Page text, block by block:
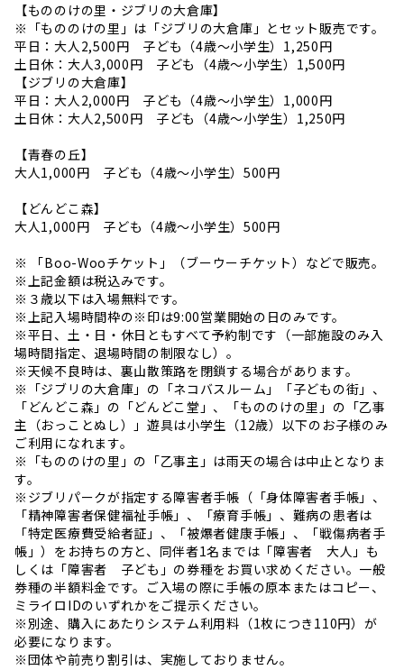
【もののけの里・ジブリの大倉庫】
※「もののけの里」は「ジブリの大倉庫」とセット販売です。
平日：大人2,500円 子ども（4歳～小学生）1,250円
土日休：大人3,000円 子ども（4歳～小学生）1,500円
【ジブリの大倉庫】
平日：大人2,000円 子ども（4歳～小学生）1,000円
土日休：大人2,500円 子ども（4歳～小学生）1,250円
【青春の丘】
大人1,000円 子ども（4歳～小学生）500円
【どんどこ森】
大人1,000円 子ども（4歳～小学生）500円
※ 「Boo-Wooチケット」（ブーウーチケット）などで販売。
※上記金額は税込みです。
※３歳以下は入場無料です。
※上記入場時間枠の※印は9:00営業開始の日のみです。
※平日、土・日・休日ともすべて予約制です（一部施設のみ入
場時間指定、退場時間の制限なし）。
※天候不良時は、裏山散策路を閉鎖する場合があります。
※「ジブリの大倉庫」の「ネコバスルーム」「子どもの街」、
「どんどこ森」の「どんどこ堂」、「もののけの里」の「乙事
主（おっことぬし）」遊具は小学生（12歳）以下のお子様のみ
ご利用になれます。
※「もののけの里」の「乙事主」は雨天の場合は中止となりま
す。
※ジブリパークが指定する障害者手帳（「身体障害者手帳」、
「精神障害者保健福祉手帳」、「療育手帳」、難病の患者は
「特定医療費受給者証」、「被爆者健康手帳」、「戦傷病者手
帳」）をお持ちの方と、同伴者1名までは「障害者 大人」も
しくは「障害者 子ども」の券種をお買い求めください。一般
券種の半額料金です。ご入場の際に手帳の原本またはコピー、
ミライロIDのいずれかをご提示ください。
※別途、購入にあたりシステム利用料（1枚につき110円）が
必要になります。
※団体や前売り割引は、実施しておりません。